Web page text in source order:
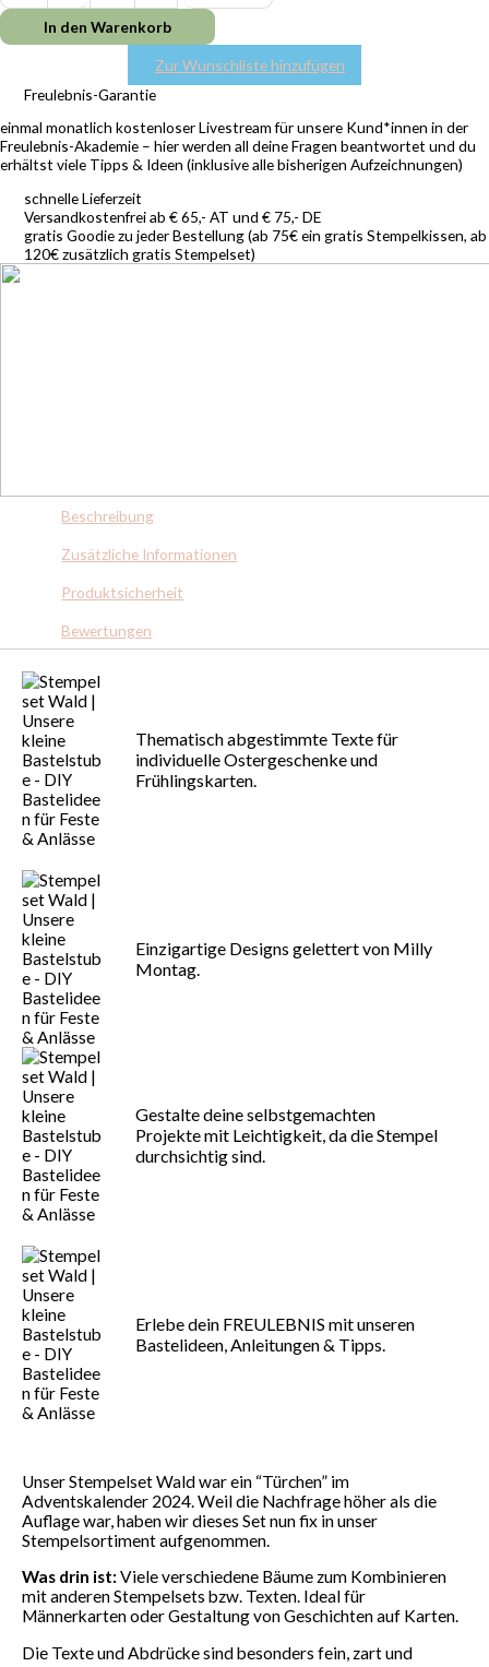
In den Warenkorb
Zur Wunschliste hinzufügen
Freulebnis-Garantie
einmal monatlich kostenloser Livestream für unsere Kund*innen in der
Freulebnis-Akademie – hier werden all deine Fragen beantwortet und du
erhältst viele Tipps & Ideen (inklusive alle bisherigen Aufzeichnungen)
schnelle Lieferzeit
Versandkostenfrei ab € 65,- AT und € 75,- DE
gratis Goodie zu jeder Bestellung (ab 75€ ein gratis Stempelkissen, ab
120€ zusätzlich gratis Stempelset)
Beschreibung
Zusätzliche Informationen
Produktsicherheit
Bewertungen
Thematisch abgestimmte Texte für
individuelle Ostergeschenke und
Frühlingskarten.
Einzigartige Designs gelettert von Milly
Montag.
Gestalte deine selbstgemachten
Projekte mit Leichtigkeit, da die Stempel
durchsichtig sind.
Erlebe dein FREULEBNIS mit unseren
Bastelideen, Anleitungen & Tipps.
Unser Stempelset Wald war ein “Türchen” im
Adventskalender 2024. Weil die Nachfrage höher als die
Auflage war, haben wir dieses Set nun fix in unser
Stempelsortiment aufgenommen.
Was drin ist:Viele verschiedene Bäume zum Kombinieren
mit anderen Stempelsets bzw. Texten. Ideal für
Männerkarten oder Gestaltung von Geschichten auf Karten.
Die Texte und Abdrücke sind besonders fein, zart und